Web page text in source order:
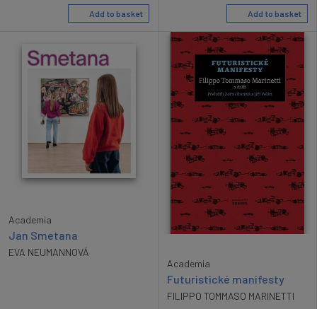
Add to basket Add to basket
Academia
Jan Smetana
EVA NEUMANNOVÁ
Academia
Futuristické manifesty
FILIPPO TOMMASO MARINETTI